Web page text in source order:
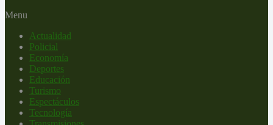
Menu
Actualidad
Policial
Economía
Deportes
Educación
Turismo
Espectáculos
Tecnología